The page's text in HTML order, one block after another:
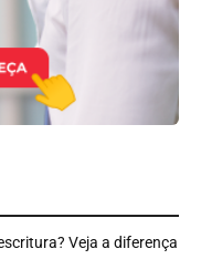
Veja a diferença